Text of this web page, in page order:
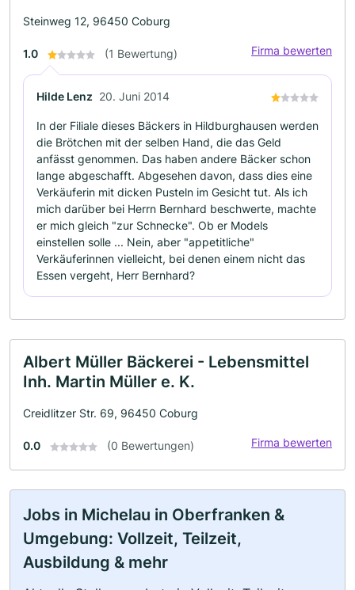
Steinweg 12, 96450 Coburg
1.0 (1 Bewertung) Firma bewerten
Hilde Lenz 20. Juni 2014
In der Filiale dieses Bäckers in Hildburghausen werden
die Brötchen mit der selben Hand, die das Geld
anfässt genommen. Das haben andere Bäcker schon
lange abgeschafft. Abgesehen davon, dass dies eine
Verkäuferin mit dicken Pusteln im Gesicht tut. Als ich
mich darüber bei Herrn Bernhard beschwerte, machte
er mich gleich "zur Schnecke". Ob er Models
einstellen solle ... Nein, aber "appetitliche"
Verkäuferinnen vielleicht, bei denen einem nicht das
Essen vergeht, Herr Bernhard?
Albert Müller Bäckerei - Lebensmittel
Inh. Martin Müller e. K.
Creidlitzer Str. 69, 96450 Coburg
0.0 (0 Bewertungen) Firma bewerten
Jobs in Michelau in Oberfranken &
Umgebung: Vollzeit, Teilzeit,
Ausbildung & mehr